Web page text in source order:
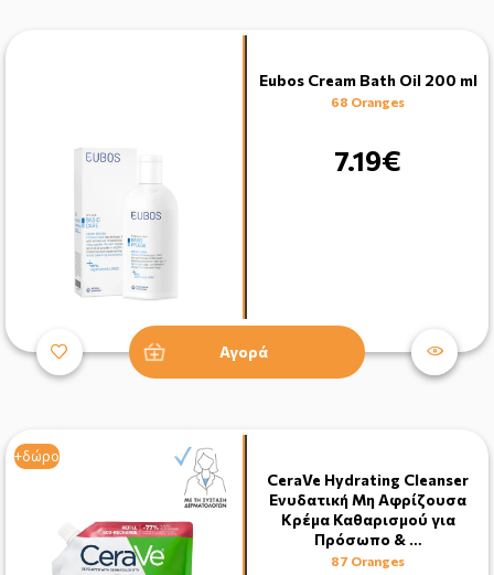
Eubos Cream Bath Oil 200 ml
68 Oranges
7.19€
Αγορά
+δώρο
CeraVe Hydrating Cleanser
Ενυδατική Μη Αφρίζουσα
Κρέμα Καθαρισμού για
Πρόσωπο & …
87 Oranges